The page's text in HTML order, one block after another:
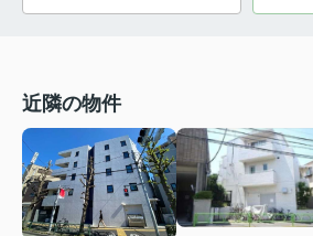
近隣の物件